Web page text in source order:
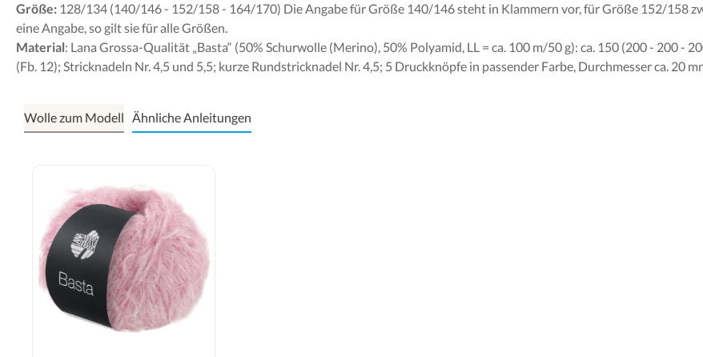
Größe: 128/134 (140/146 - 152/158 - 164/170) Die Angabe für Größe 140/146 steht in Klammern vor, für Größe 152/158
eine Angabe, so gilt sie für alle Größen.
Material: Lana Grossa-Qualität „Basta“ (50% Schurwolle (Merino), 50% Polyamid, LL = ca. 100 m/50 g): ca. 150 (200 - 200 -
(Fb. 12); Stricknadeln Nr. 4,5 und 5,5; kurze Rundstricknadel Nr. 4,5; 5 Druckknöpfe in passender Farbe, Durchmesser ca. 20
Wolle zum Modell Ähnliche Anleitungen